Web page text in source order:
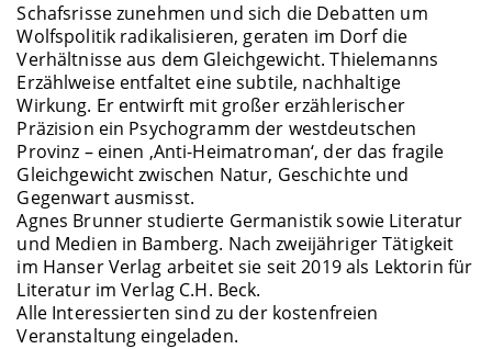
Schafsrisse zunehmen und sich die Debatten um
Wolfspolitik radikalisieren, geraten im Dorf die
Verhältnisse aus dem Gleichgewicht. Thielemanns
Erzählweise entfaltet eine subtile, nachhaltige
Wirkung. Er entwirft mit großer erzählerischer
Präzision ein Psychogramm der westdeutschen
Provinz – einen ‚Anti-Heimatroman‘, der das fragile
Gleichgewicht zwischen Natur, Geschichte und
Gegenwart ausmisst.
Agnes Brunner studierte Germanistik sowie Literatur
und Medien in Bamberg. Nach zweijähriger Tätigkeit
im Hanser Verlag arbeitet sie seit 2019 als Lektorin für
Literatur im Verlag C.H. Beck.
Alle Interessierten sind zu der kostenfreien
Veranstaltung eingeladen.